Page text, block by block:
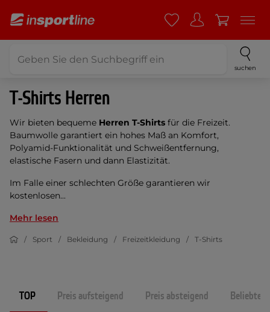
suchen
T-Shirts Herren
Wir bieten bequeme Herren T-Shirts für die Freizeit.
Baumwolle garantiert ein hohes Maß an Komfort,
Polyamid-Funktionalität und Schweißentfernung,
elastische Fasern und dann Elastizität.
Im Falle einer schlechten Größe garantieren wir
kostenlosen...
Mehr lesen
Sport Bekleidung Freizeitkleidung T-Shirts
TOP Preis aufsteigend Preis absteigend